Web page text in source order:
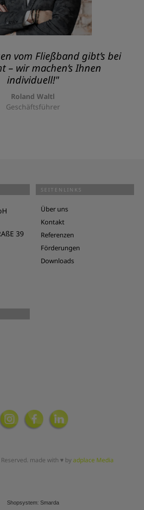
vom Fließband gibt’s bei
– wir machen’s Ihnen
individuell!"
Roland Waltl
Geschäftsführer
39
SEITENLINKS
Über uns
Kontakt
Referenzen
Förderungen
Downloads
made with ♥ byadplace Media
Shopsystem: Smarda